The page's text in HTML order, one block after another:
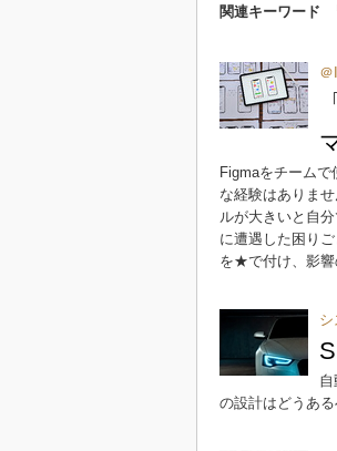
関連キーワード
Figmaをチーム
な経験はありま
ルが大きいと自
に遭遇した困り
を★で付け、影響
シ
の設計はどうある